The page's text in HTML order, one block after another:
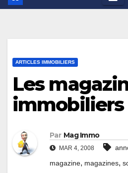
ARTICLES IMMOBILIERS
Les
immobiliers
Par Mag Immo
MAR 4, 2008
magazine, magazines,